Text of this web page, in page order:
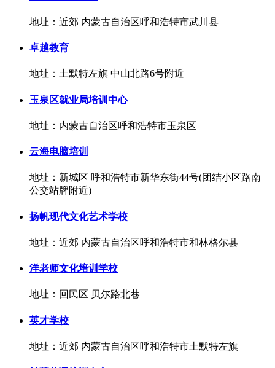
地址：近郊 内蒙古自治区呼和浩特市武川县
卓越教育
地址：土默特左旗 中山北路6号附近
玉泉区就业局培训中心
地址：内蒙古自治区呼和浩特市玉泉区
云海电脑培训
地址：新城区 呼和浩特市新华东街44号(团结小区路南
公交站牌附近)
扬帆现代文化艺术学校
地址：近郊 内蒙古自治区呼和浩特市和林格尔县
洋老师文化培训学校
地址：回民区 贝尔路北巷
英才学校
地址：近郊 内蒙古自治区呼和浩特市土默特左旗